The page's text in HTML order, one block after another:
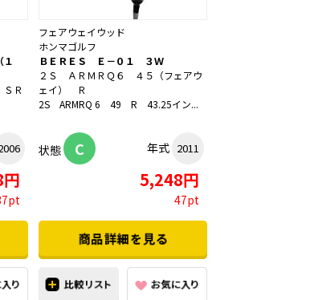
Ｒ
フェアウェイウッド
ホンマゴルフ
ＢＥＲＥＳ Ｅ－０１ ３Ｗ
２Ｓ ＡＲＭＲＱ６ ４５（フェアウ
ェイ） Ｒ
2S ARMRQ 6 49 R 43.25イン...
状態 C 年式 2011
5,248円
47pt